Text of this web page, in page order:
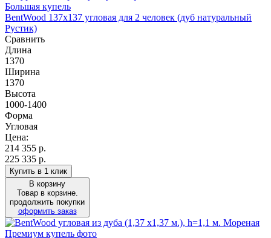
Большая купель
BentWood 137х137 угловая для 2 человек (дуб натуральный
Рустик)
Сравнить
Длина
1370
Ширина
1370
Высота
1000-1400
Форма
Угловая
Цена:
214 355 р.
225 335 р.
Купить в 1 клик
В корзину
Товар в корзине.
продолжить покупки
оформить заказ